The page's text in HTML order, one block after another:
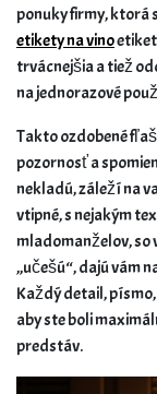
ponuky firmy, ktorá
etikety na vino
trvácnejšia a tiež
na jednorazové
Takto ozdobené
pozornosť a
nekladú, záleží na
vtipné, s nejakým
mladomanželov, so
„učešú“, dajú vám
Každý detail,
aby ste boli
predstáv.